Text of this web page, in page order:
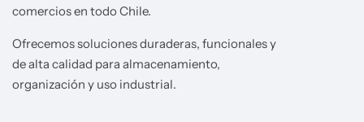
comercios en todo Chile.
Ofrecemos soluciones duraderas, funcionales y
de alta calidad para almacenamiento,
organización y uso industrial.